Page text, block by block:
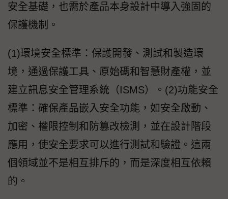
安全基礎，也需於產品本身設計中導入強固的
保護機制。
(1)環境安全標準：保護開發、測試和製造環
境，通過保護工具、原始碼和智慧財產權，並
建立訊息安全管理系統（ISMS）。(2)功能安全
標準：確保產品嵌入安全功能，如安全啟動、
加密、權限控制和防篡改檢測，並在設計階段
應用，使安全要求可以進行測試和驗證。這兩
個領域並不是相互排斥的，而是深度相互依賴
的。